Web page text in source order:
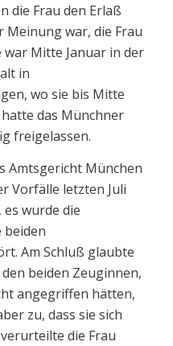
die Frau den Erlaß
Meinung war, die Frau
Mitte Januar in der
in
wo sie bis Mitte
das Münchner
freigelassen.
Amtsgericht München
Vorfälle letzten Juli
wurde die
beiden
Am Schluß glaubte
beiden Zeuginnen,
angegriffen hätten,
zu, dass sie sich
die Frau